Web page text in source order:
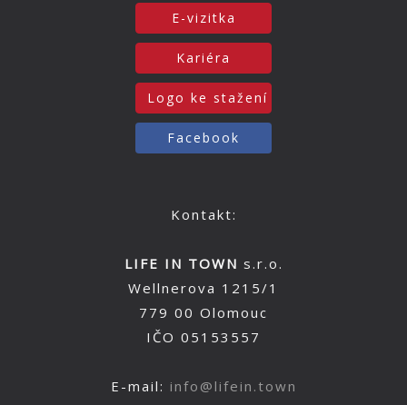
E-vizitka
Kariéra
Logo ke stažení
Facebook
Kontakt:
LIFE IN TOWN s.r.o.
Wellnerova 1215/1
779 00 Olomouc
IČO 05153557
E-mail: info@lifein.town